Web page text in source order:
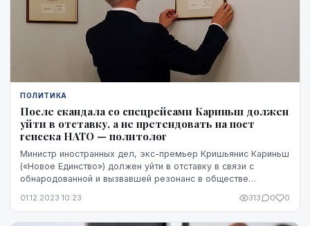
ПОЛИТИКА
После скандала со спецрейсами Кариньш должен
уйти в отставку, а не претендовать на пост
генсека НАТО — политолог
Министр иностранных дел, экс-премьер Кришьянис Кариньш
(«Новое Единство») должен уйти в отставку в связи с
обнародованной и вызвавшей резонанс в обществе
01.12.2023 10:23 313 0 0